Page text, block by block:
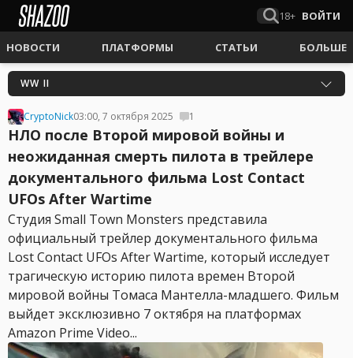
18+ ВОЙТИ
НОВОСТИ ПЛАТФОРМЫ СТАТЬИ БОЛЬШЕ
WW II
CryptoNick03:00, 7 октября 2025 1
НЛО после Второй мировой войны и
неожиданная смерть пилота в трейлере
документального фильма Lost Contact
UFOs After Wartime
Студия Small Town Monsters представила
официальный трейлер документального фильма
Lost Contact UFOs After Wartime, который исследует
трагическую историю пилота времен Второй
мировой войны Томаса Мантелла-младшего. Фильм
выйдет эксклюзивно 7 октября на платформах
Amazon Prime Video...